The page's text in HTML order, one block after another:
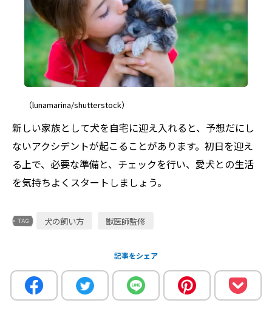
（lunamarina/shutterstock）
新しい家族として犬を自宅に迎え入れると、予想だにし
ないアクシデントが起こることがあります。初日を迎え
る上で、必要な準備と、チェックを行い、愛犬との生活
を気持ちよくスタートしましょう。
犬の飼い方 獣医師監修
記事をシェア